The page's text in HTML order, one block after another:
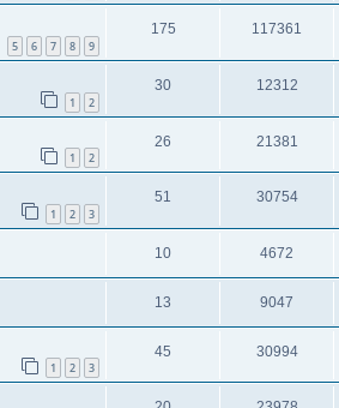
5 6 7 8 9
175 117361
1 2
30 12312
1 2
26 21381
1 2 3
51 30754
10 4672
13 9047
1 2 3
45 30994